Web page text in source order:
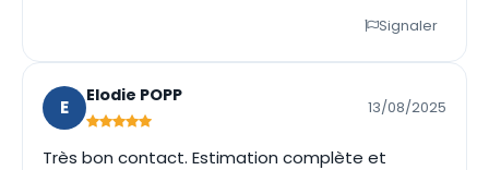
Signaler
E
Elodie POPP
13/08/2025
Très bon contact. Estimation complète et